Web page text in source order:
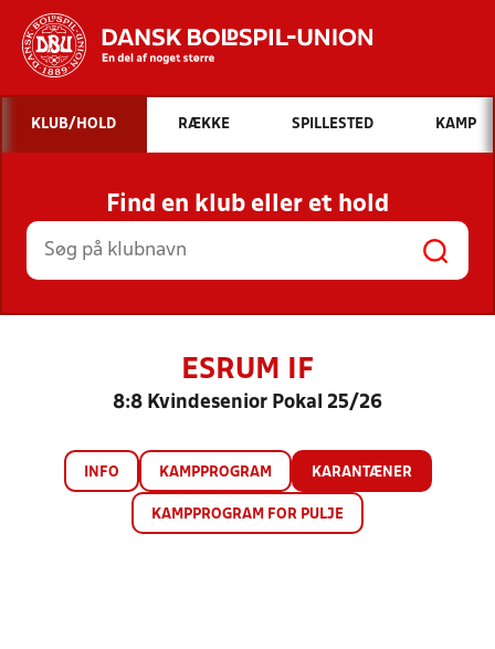
Hvad vil du søge efter?
INDHOLD OG NYHEDER
STILLINGER, RESULTATER, KLUBBER OG
HOLD
KLUB/HOLD RÆKKE SPILLESTED KAMP
Find en klub eller et hold
ESRUM IF
8:8 Kvindesenior Pokal 25/26
INFO KAMPPROGRAM KARANTÆNER
KAMPPROGRAM FOR PULJE